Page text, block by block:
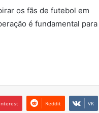
os fãs de futebol em
é fundamental para
Reddit VK